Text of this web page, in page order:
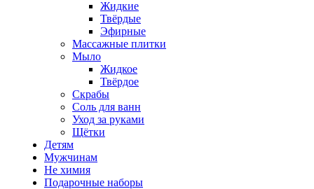
Жидкие
Твёрдые
Эфирные
Массажные плитки
Мыло
Жидкое
Твёрдое
Скрабы
Соль для ванн
Уход за руками
Щётки
Детям
Мужчинам
Не химия
Подарочные наборы